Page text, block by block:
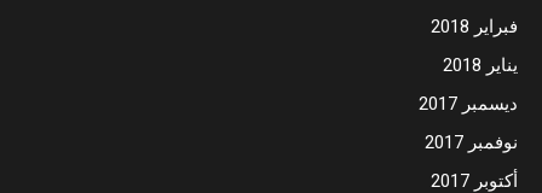
فبراير 2018
يناير 2018
ديسمبر 2017
نوفمبر 2017
أكتوبر 2017